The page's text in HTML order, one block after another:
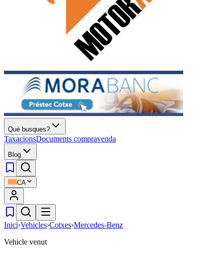
Què busques?
TaxacionsDocuments compravenda
Blog
CA
Inici›Vehicles›Cotxes›Mercedes-Benz
Vehicle venut